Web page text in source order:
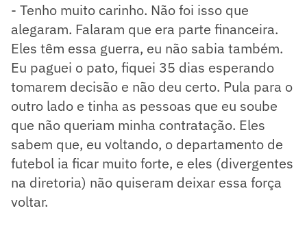
- Tenho muito carinho. Não foi isso que
alegaram. Falaram que era parte financeira.
Eles têm essa guerra, eu não sabia também.
Eu paguei o pato, fiquei 35 dias esperando
tomarem decisão e não deu certo. Pula para o
outro lado e tinha as pessoas que eu soube
que não queriam minha contratação. Eles
sabem que, eu voltando, o departamento de
futebol ia ficar muito forte, e eles (divergentes
na diretoria) não quiseram deixar essa força
voltar.